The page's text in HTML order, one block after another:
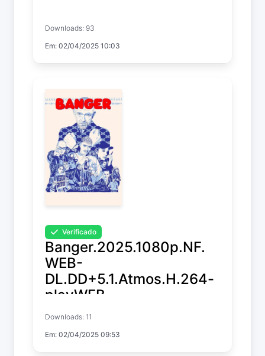
Temp. 1 EP. 4
Downloads: 93
Em: 02/04/2025 10:03
Verificado
Banger.2025.1080p.NF.
WEB-
DL.DD+5.1.Atmos.H.264-
playWEB
Banger
Downloads: 11
Em: 02/04/2025 09:53